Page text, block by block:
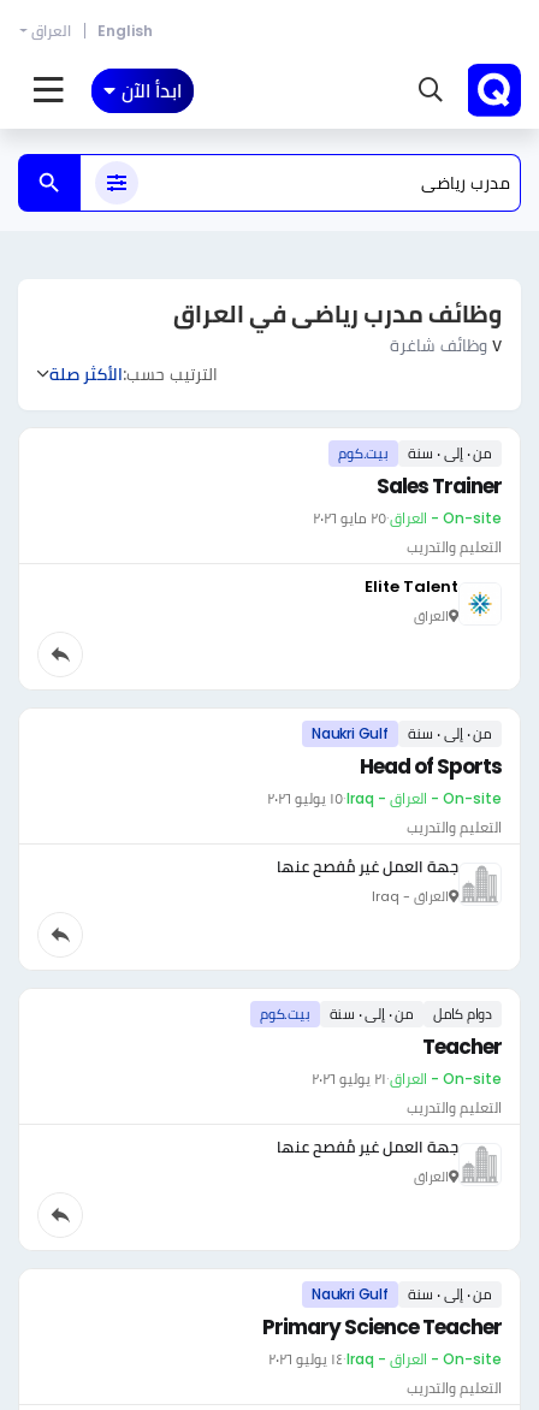
English العراق
ابدأ الآن
وظائف مدرب رياضى في العراق
٧ وظائف شاغرة
الترتيب حسب:الأكثر صلة
من ٠ إلى ٠ سنة بيت.كوم
Sales Trainer
On-site - العراق ·٢٥ مايو ٢٠٢٦
التعليم والتدريب
Elite Talent
العراق
من ٠ إلى ٠ سنة Naukri Gulf
Head of Sports
On-site - العراق - Iraq ·١٥ يوليو ٢٠٢٦
التعليم والتدريب
جهة العمل غير مُفصح عنها
العراق - Iraq
دوام كامل من ٠ إلى ٠ سنة بيت.كوم
Teacher
On-site - العراق ·٢١ يوليو ٢٠٢٦
التعليم والتدريب
جهة العمل غير مُفصح عنها
العراق
من ٠ إلى ٠ سنة Naukri Gulf
Primary Science Teacher
On-site - العراق - Iraq ·١٤ يوليو ٢٠٢٦
التعليم والتدريب